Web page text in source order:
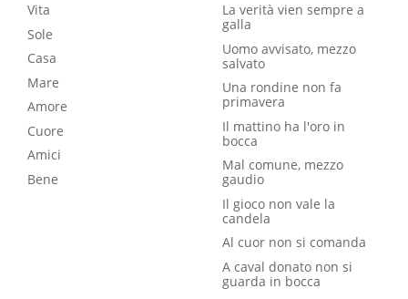
Vita
Sole
Casa
Mare
Amore
Cuore
Amici
Bene
La verità vien sempre a
galla
Uomo avvisato, mezzo
salvato
Una rondine non fa
primavera
Il mattino ha l'oro in
bocca
Mal comune, mezzo
gaudio
Il gioco non vale la
candela
Al cuor non si comanda
A caval donato non si
guarda in bocca